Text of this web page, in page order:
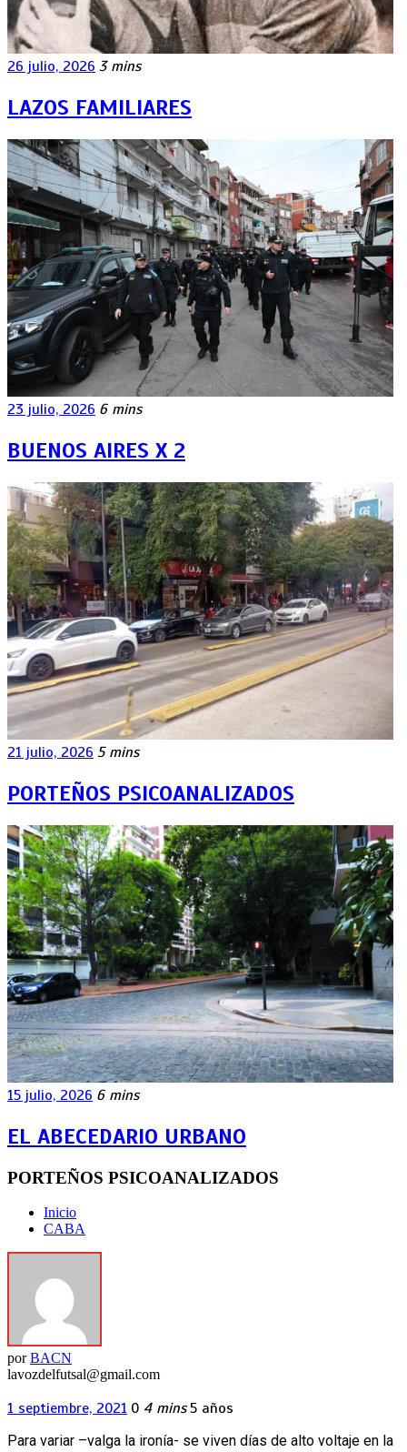
26 julio, 2026 3 mins
LAZOS FAMILIARES
23 julio, 2026 6 mins
BUENOS AIRES X 2
21 julio, 2026 5 mins
PORTEÑOS PSICOANALIZADOS
15 julio, 2026 6 mins
EL ABECEDARIO URBANO
PORTEÑOS PSICOANALIZADOS
Inicio
CABA
porBACN
lavozdelfutsal@gmail.com
1 septiembre, 2021 0 4 mins 5 años
Para variar –valga la ironía- se viven días de alto voltaje en la